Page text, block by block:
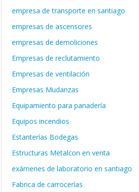
empresa de transporte en santiago
empresas de ascensores
empresas de demoliciones
Empresas de reclutamiento
Empresas de ventilación
Empresas Mudanzas
Equipamiento para panadería
Equipos incendios
Estanterías Bodegas
Estructuras Metalcon en venta
exámenes de laboratorio en santiago
Fabrica de carrocerías